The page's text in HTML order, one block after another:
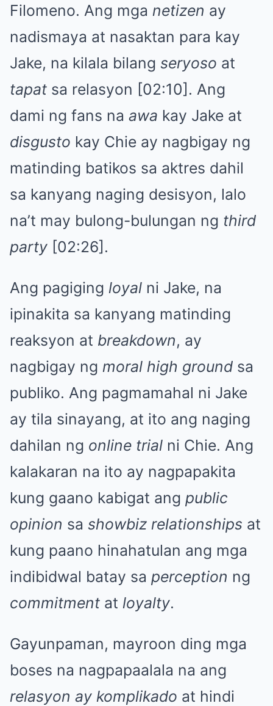
Filomeno. Ang mga netizen ay
nadismaya at nasaktan para kay
Jake, na kilala bilang seryoso at
tapat sa relasyon [02:10]. Ang
dami ng fans na awa kay Jake at
disgusto kay Chie ay nagbigay ng
matinding batikos sa aktres dahil
sa kanyang naging desisyon, lalo
na’t may bulong-bulungan ng third
party [02:26].
Ang pagiging loyal ni Jake, na
ipinakita sa kanyang matinding
reaksyon at breakdown, ay
nagbigay ng moral high ground sa
publiko. Ang pagmamahal ni Jake
ay tila sinayang, at ito ang naging
dahilan ng online trial ni Chie. Ang
kalakaran na ito ay nagpapakita
kung gaano kabigat ang public
opinion sa showbiz relationships at
kung paano hinahatulan ang mga
indibidwal batay sa perception ng
commitment at loyalty.
Gayunpaman, mayroon ding mga
boses na nagpapaalala na ang
relasyon ay komplikado at hindi